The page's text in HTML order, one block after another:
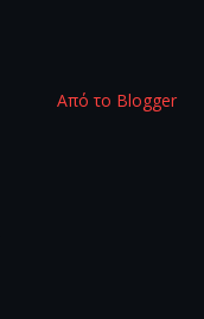
Από το Blogger